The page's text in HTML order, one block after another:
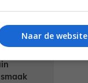
Naar de website